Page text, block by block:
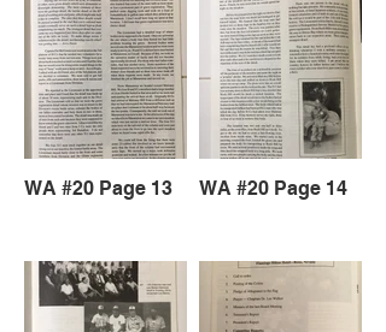
WA #20 Page 13 WA #20 Page 14